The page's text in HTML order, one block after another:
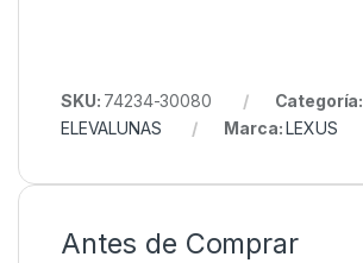
SKU: 74234-30080 Categoría:
ELEVALUNAS
Marca:LEXUS
Antes de Comprar